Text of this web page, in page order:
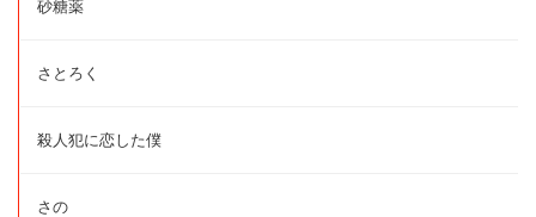
砂糖薬
さとろく
殺人犯に恋した僕
さの